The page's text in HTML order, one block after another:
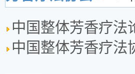
中国整体芳香疗法
中国整体芳香疗法